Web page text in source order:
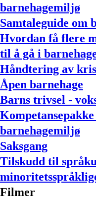
barnehagemiljø
Samtaleguide om
Hvordan få flere
til å gå i
Håndtering av
Åpen barnehage
Barns trivsel -
barnehagemiljø
Saksgang
Tilskudd til
Filmer